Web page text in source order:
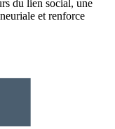
du lien social, une
et renforce